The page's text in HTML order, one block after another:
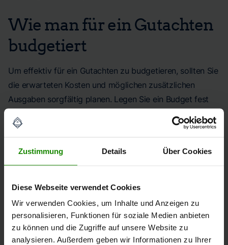
Zustimmung Details Über Cookies
Diese Webseite verwendet Cookies
Wir verwenden Cookies, um Inhalte und Anzeigen zu
personalisieren, Funktionen für soziale Medien anbieten
zu können und die Zugriffe auf unsere Website zu
analysieren. Außerdem geben wir Informationen zu Ihrer
Wie man für ein Gutachten
budgetiert
Um effektiv für ein Gutachten zu budgetieren, sollten Sie
die erwarteten Kosten und möglichen zusätzlichen
Ausgaben sorgfältig planen. Legen Sie ein Budget fest
und berücksichtigen Sie die erforderlichen Rücklagen für
eventuell erforderliche
Instandhaltungsmaßnahmen
Gutachtens. Es könnte hilfreich sein, Angebote von
vergleichen.
Zusätzlich sollten Sie sicherstellen, dass Sie auch für
eventuelle unvorhergesehene Kosten in Ihrem Budget
genügend Spielraum haben.